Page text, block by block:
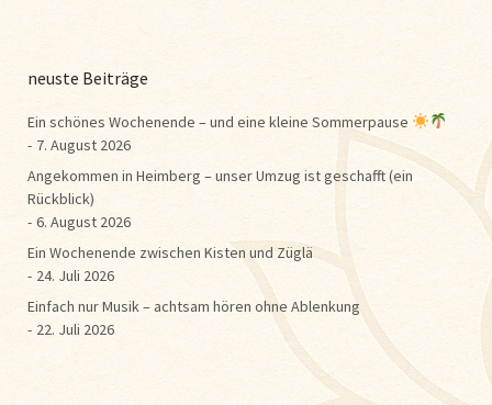
neuste Beiträge
Ein schönes Wochenende – und eine kleine Sommerpause
7. August 2026
Angekommen in Heimberg – unser Umzug ist geschafft (ein
Rückblick)
6. August 2026
Ein Wochenende zwischen Kisten und Züglä
24. Juli 2026
Einfach nur Musik – achtsam hören ohne Ablenkung
22. Juli 2026